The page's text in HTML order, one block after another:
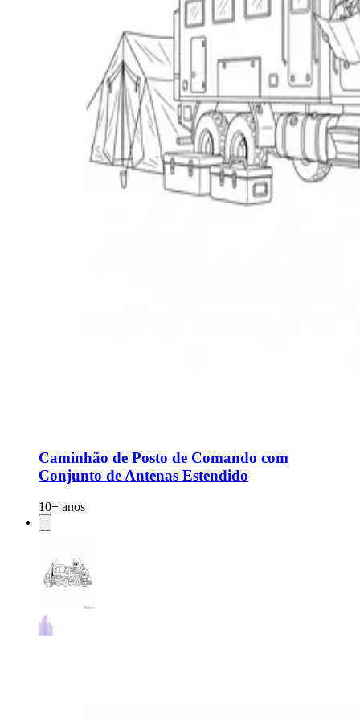
Caminhão de Posto de Comando com
Conjunto de Antenas Estendido
10+ anos